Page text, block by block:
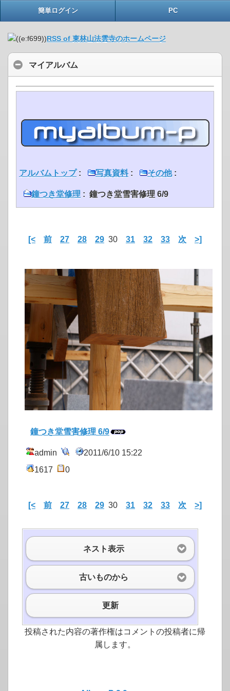
簡単ログイン PC
RSS of 東林山法雲寺のホームページ
マイアルバム
アルバムトップ: 写真資料: その他:
鐘つき堂修理 : 鐘つき堂雪害修理 6/9
[< 前 27 28 29 30 31 32 33 次 >]
鐘つき堂雪害修理 6/9
admin
2011/6/10 15:22
1617
0
[< 前 27 28 29 30 31 32 33 次 >]
ネスト表示
古いものから
更新
投稿された内容の著作権はコメントの投稿者に帰
属します。